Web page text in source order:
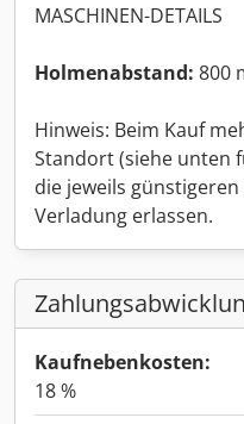
MASCHINEN-DETAILS
Holmenabstand: 800
Hinweis: Beim Kauf
Standort (siehe unten
die jeweils
Verladung erlassen.
Kaufnebenkosten:
18 %